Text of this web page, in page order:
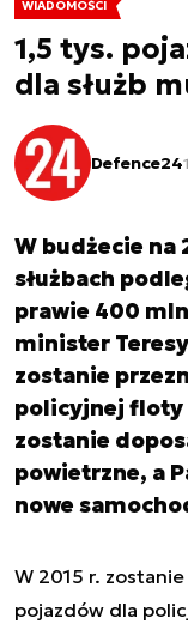
WIADOMOŚCI
1,5 tys.
dla służb
Defence24
W budżecie na
służbach
prawie 400
minister
zostanie
policyjnej floty
zostanie
powietrzne, a
nowe
W 2015 r.
pojazdów dla